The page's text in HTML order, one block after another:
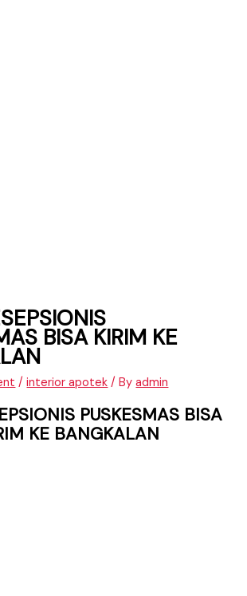
BISA KIRIM KE
/interior apotek / Byadmin
PUSKESMAS BISA
KE BANGKALAN